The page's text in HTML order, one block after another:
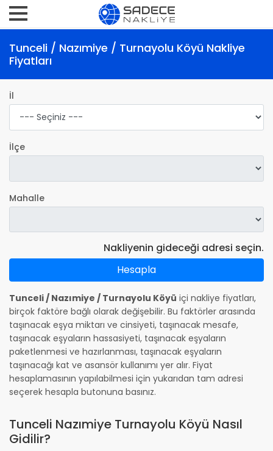
Tunceli / Nazımiye / Turnayolu Köyü Nakliye
Fiyatları
İl
İlçe
Mahalle
Nakliyenin gideceği adresi seçin.
Hesapla
Tunceli / Nazımiye / Turnayolu Köyü içi nakliye fiyatları,
birçok faktöre bağlı olarak değişebilir. Bu faktörler arasında
taşınacak eşya miktarı ve cinsiyeti, taşınacak mesafe,
taşınacak eşyaların hassasiyeti, taşınacak eşyaların
paketlenmesi ve hazırlanması, taşınacak eşyaların
taşınacağı kat ve asansör kullanımı yer alır. Fiyat
hesaplamasının yapılabilmesi için yukarıdan tam adresi
seçerek hesapla butonuna basınız.
Tunceli Nazımiye Turnayolu Köyü Nasıl
Gidilir?